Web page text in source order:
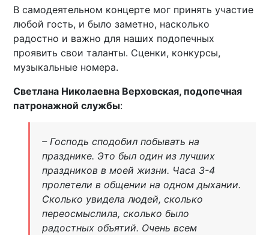
В самодеятельном концерте мог принять участие
любой гость, и было заметно, насколько
радостно и важно для наших подопечных
проявить свои таланты. Сценки, конкурсы,
музыкальные номера.
Светлана Николаевна Верховская, подопечная
патронажной службы:
– Господь сподобил побывать на
празднике. Это был один из лучших
праздников в моей жизни. Часа 3-4
пролетели в общении на одном дыхании.
Сколько увидела людей, сколько
переосмыслила, сколько было
радостных объятий. Очень всем